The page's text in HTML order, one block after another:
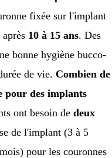
fixée sur l'implant
10 à 15 ans. Des
bonne hygiène bucco-
de vie. Combien de
pour des implants
ont besoin de deux
de l'implant (3 à 5
pour les couronnes